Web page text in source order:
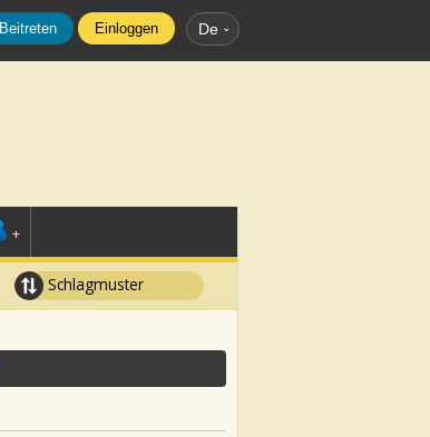
Beitreten Einloggen De
+
Schlagmuster